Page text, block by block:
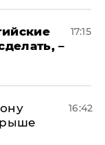
–
17:15
16:42